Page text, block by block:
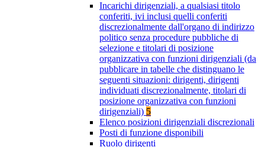
Incarichi dirigenziali, a qualsiasi titolo
conferiti, ivi inclusi quelli conferiti
discrezionalmente dall'organo di indirizzo
politico senza procedure pubbliche di
selezione e titolari di posizione
organizzativa con funzioni dirigenziali (da
pubblicare in tabelle che distinguano le
seguenti situazioni: dirigenti, dirigenti
individuati discrezionalmente, titolari di
posizione organizzativa con funzioni
dirigenziali) 5
Elenco posizioni dirigenziali discrezionali
Posti di funzione disponibili
Ruolo dirigenti